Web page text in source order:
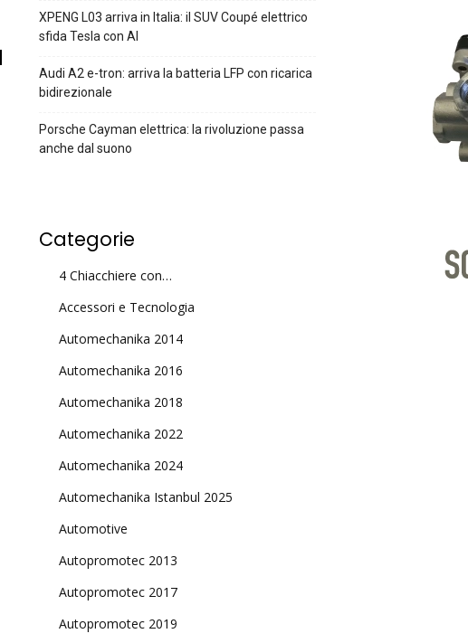
XPENG L03 arriva in Italia: il SUV Coupé elettrico
sfida Tesla con AI
Audi A2 e-tron: arriva la batteria LFP con ricarica
bidirezionale
Porsche Cayman elettrica: la rivoluzione passa
anche dal suono
Categorie
4 Chiacchiere con…
Accessori e Tecnologia
Automechanika 2014
Automechanika 2016
Automechanika 2018
Automechanika 2022
Automechanika 2024
Automechanika Istanbul 2025
Automotive
Autopromotec 2013
Autopromotec 2017
Autopromotec 2019